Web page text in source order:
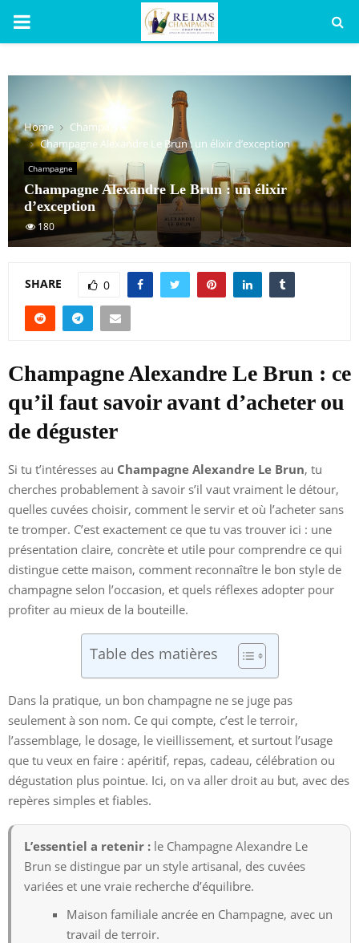
PRIMARY
Home
Champagne
Champagne Alexandre Le Brun : un élixir d’exception
Champagne
Champagne Alexandre Le Brun : un élixir
d’exception
180
SHARE 0
Champagne Alexandre Le Brun : ce
qu’il faut savoir avant d’acheter ou
de déguster
Si tu t’intéresses au Champagne Alexandre Le Brun, tu
cherches probablement à savoir s’il vaut vraiment le détour,
quelles cuvées choisir, comment le servir et où l’acheter sans
te tromper. C’est exactement ce que tu vas trouver ici : une
présentation claire, concrète et utile pour comprendre ce qui
distingue cette maison, comment reconnaître le bon style de
champagne selon l’occasion, et quels réflexes adopter pour
profiter au mieux de la bouteille.
Table des matières
Dans la pratique, un bon champagne ne se juge pas
seulement à son nom. Ce qui compte, c’est le terroir,
l’assemblage, le dosage, le vieillissement, et surtout l’usage
que tu veux en faire : apéritif, repas, cadeau, célébration ou
dégustation plus pointue. Ici, on va aller droit au but, avec des
repères simples et fiables.
L’essentiel a retenir : le Champagne Alexandre Le
Brun se distingue par un style artisanal, des cuvées
variées et une vraie recherche d’équilibre.
Maison familiale ancrée en Champagne, avec un
travail de terroir.